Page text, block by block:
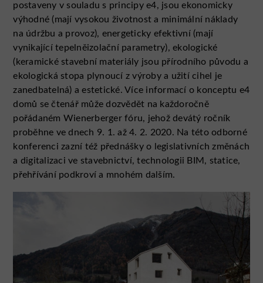
postaveny v souladu s principy e4, jsou ekonomicky
výhodné (mají vysokou životnost a minimální náklady
na údržbu a provoz), energeticky efektivní (mají
vynikající tepelněizolační parametry), ekologické
(keramické stavební materiály jsou přírodního původu a
ekologická stopa plynoucí z výroby a užití cihel je
zanedbatelná) a estetické. Více informací o konceptu e4
domů se čtenář může dozvědět na každoročně
pořádaném Wienerberger fóru, jehož devátý ročník
proběhne ve dnech 9. 1. až 4. 2. 2020. Na této odborné
konferenci zazní též přednášky o legislativních změnách
a digitalizaci ve stavebnictví, technologii BIM, statice,
přehřívání podkroví a mnohém dalším.